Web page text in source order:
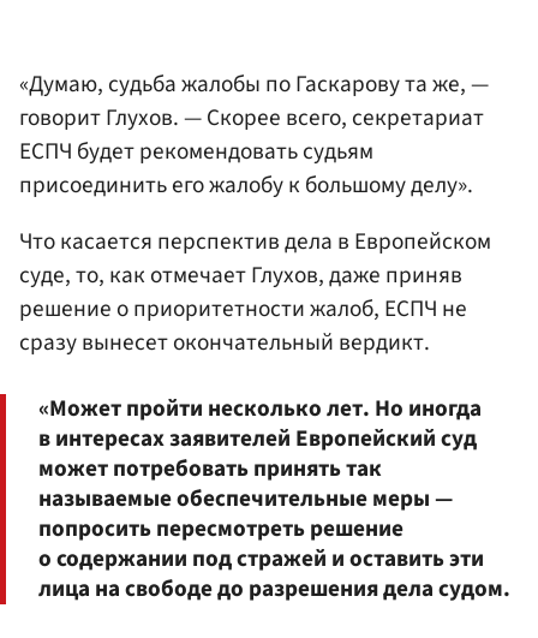
«Думаю, судьба жалобы по Гаскарову та же, —
говорит Глухов. — Скорее всего, секретариат
ЕСПЧ будет рекомендовать судьям
присоединить его жалобу к большому делу».
Что касается перспектив дела в Европейском
суде, то, как отмечает Глухов, даже приняв
решение о приоритетности жалоб, ЕСПЧ не
сразу вынесет окончательный вердикт.
«Может пройти несколько лет. Но иногда
в интересах заявителей Европейский суд
может потребовать принять так
называемые обеспечительные меры —
попросить пересмотреть решение
о содержании под стражей и оставить эти
лица на свободе до разрешения дела судом.